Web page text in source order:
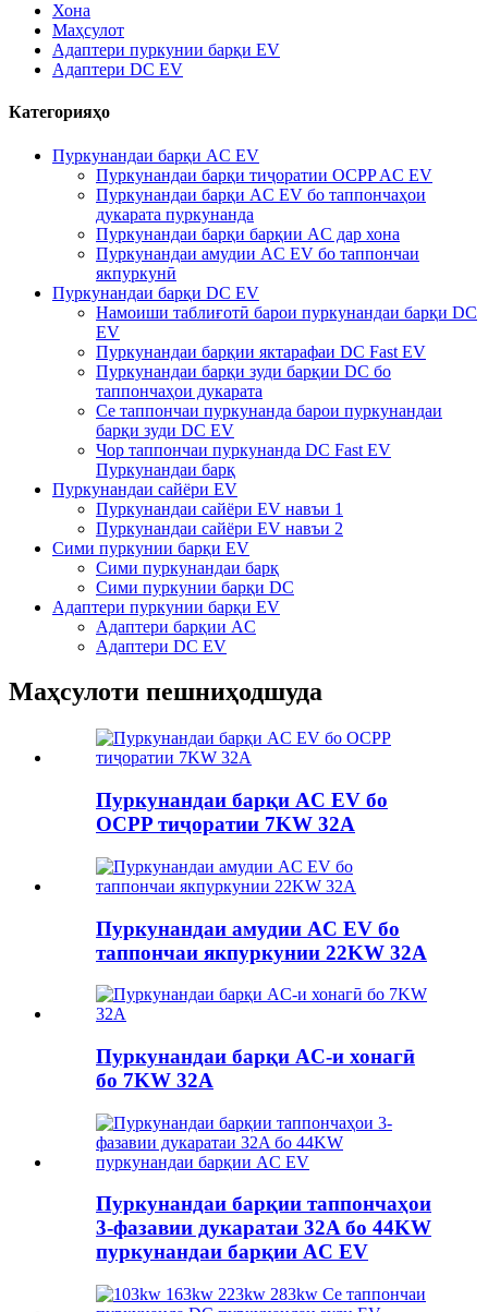
Хона
Маҳсулот
Адаптери пуркунии барқи EV
Адаптери DC EV
Категорияҳо
Пуркунандаи барқи AC EV
Пуркунандаи барқи тиҷоратии OCPP AC EV
Пуркунандаи барқи AC EV бо таппончаҳои
дукарата пуркунанда
Пуркунандаи барқи барқии AC дар хона
Пуркунандаи амудии AC EV бо таппончаи
якпуркунӣ
Пуркунандаи барқи DC EV
Намоиши таблиғотӣ барои пуркунандаи барқи DC
EV
Пуркунандаи барқии яктарафаи DC Fast EV
Пуркунандаи барқи зуди барқии DC бо
таппончаҳои дукарата
Се таппончаи пуркунанда барои пуркунандаи
барқи зуди DC EV
Чор таппончаи пуркунанда DC Fast EV
Пуркунандаи барқ
Пуркунандаи сайёри EV
Пуркунандаи сайёри EV навъи 1
Пуркунандаи сайёри EV навъи 2
Сими пуркунии барқи EV
Сими пуркунандаи барқ
Сими пуркунии барқи DC
Адаптери пуркунии барқи EV
Адаптери барқии AC
Адаптери DC EV
Маҳсулоти пешниҳодшуда
Пуркунандаи барқи AC EV бо
OCPP тиҷоратии 7KW 32A
Пуркунандаи амудии AC EV бо
таппончаи якпуркунии 22KW 32A
Пуркунандаи барқи AC-и хонагӣ
бо 7KW 32A
Пуркунандаи барқии таппончаҳои
3-фазавии дукаратаи 32A бо 44KW
пуркунандаи барқии AC EV